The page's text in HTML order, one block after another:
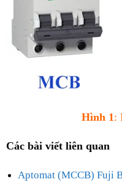
Hình 1 :
Các bài viết liên quan
Aptomat (MCCB) Fuji